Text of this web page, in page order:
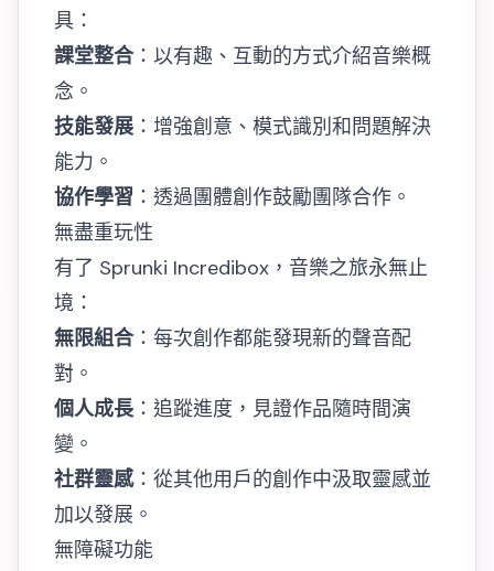
具：
課堂整合：以有趣、互動的方式介紹音樂概
念。
技能發展 ：增強創意、模式識別和問題解決
能力。
協作學習 ：透過團體創作鼓勵團隊合作。
無盡重玩性
有了 Sprunki Incredibox，音樂之旅永無止
境：
無限組合：每次創作都能發現新的聲音配
對。
個人成長：追蹤進度，見證作品隨時間演
變。
社群靈感：從其他用戶的創作中汲取靈感並
加以發展。
無障礙功能